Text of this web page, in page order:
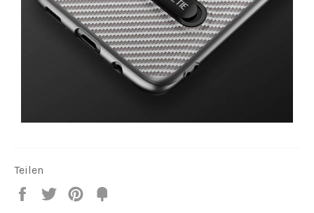
Teilen
Teilen
Twittern
Pin